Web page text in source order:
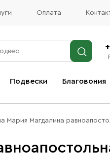
Оплата
Подвески Благовония
Мария Магдалина